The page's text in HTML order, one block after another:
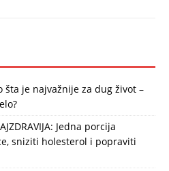
šta je najvažnije za dug život –
Jedna porcija
sniziti holesterol i popraviti